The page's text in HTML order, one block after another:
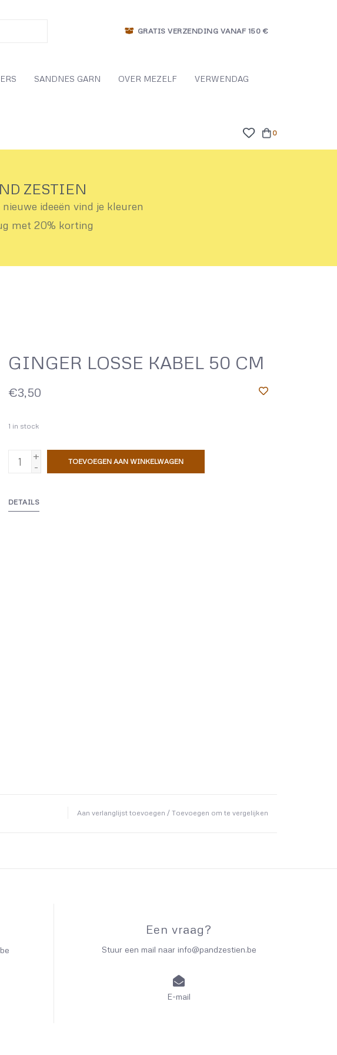
GRATIS VERZENDING VANAF 150 €
SANDNES GARN OVER MEZELF VERWENDAG
0
ZESTIEN
ideeën vind je kleuren
met 20% korting
GINGER LOSSE KABEL 50 CM
€3,50
1 in stock
+
-
TOEVOEGEN AAN WINKELWAGEN
DETAILS
Aan verlanglijst toevoegen / Toevoegen om te vergelijken
Een vraag?
Stuur een mail naar info@pandzestien.be
E-mail